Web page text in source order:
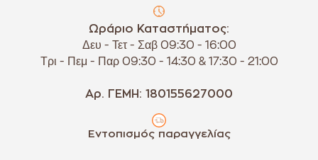
Ωράριο Καταστήματος:
Δευ - Τετ - Σαβ 09:30 - 16:00
Τρι - Πεμ - Παρ 09:30 - 14:30 & 17:30 - 21:00
Αρ. ΓΕΜΗ: 180155627000
Εντοπισμός παραγγελίας